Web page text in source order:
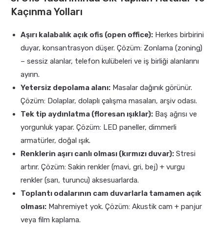
Kaçınma Yolları
Aşırı kalabalık açık ofis (open office): Herkes birbirini
duyar, konsantrasyon düşer. Çözüm: Zonlama (zoning)
– sessiz alanlar, telefon kulübeleri ve iş birliği alanlarını
ayırın.
Yetersiz depolama alanı: Masalar dağınık görünür.
Çözüm: Dolaplar, dolaplı çalışma masaları, arşiv odası.
Tek tip aydınlatma (floresan ışıklar): Baş ağrısı ve
yorgunluk yapar. Çözüm: LED paneller, dimmerli
armatürler, doğal ışık.
Renklerin aşırı canlı olması (kırmızı duvar): Stresi
artırır. Çözüm: Sakin renkler (mavi, gri, bej) + vurgu
renkler (sarı, turuncu) aksesuarlarda.
Toplantı odalarının cam duvarlarla tamamen açık
olması: Mahremiyet yok. Çözüm: Akustik cam + panjur
veya film kaplama.